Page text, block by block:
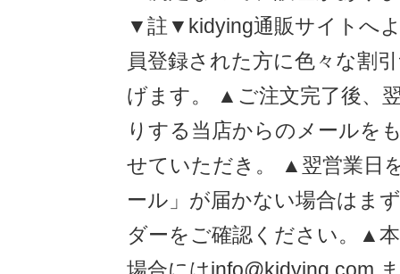
▼註▼kidying通販サイトへ
員登録された方に色々な割
げます。 ▲ご注文完了後、
りする当店からのメールを
せていただき。 ▲翌営業日
ール」が届かない場合はま
ダーをご確認ください。▲